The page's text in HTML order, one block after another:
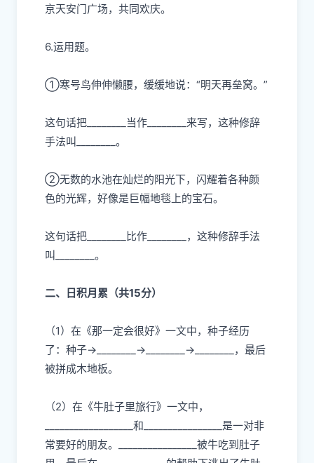
京天安门广场，共同欢庆。
6.运用题。
①寒号鸟伸伸懒腰，缓缓地说：“明天再垒窝。”
这句话把________当作________来写，这种修辞
手法叫________。
②无数的水池在灿烂的阳光下，闪耀着各种颜
色的光辉，好像是巨幅地毯上的宝石。
这句话把________比作________，这种修辞手法
叫________。
二、 日积月累（共15分）
（1）在《那一定会很好》一文中，种子经历
了：种子→________→________→________，最后
被拼成木地板。
（2）在《牛肚子里旅行》一文中，
__________________和________________是一对非
常要好的朋友。________________被牛吃到肚子